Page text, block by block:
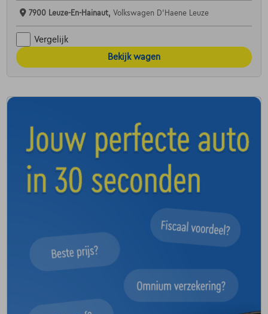
7900 Leuze-En-Hainaut, Volkswagen D'Haene Leuze
Vergelijk
Bekijk wagen